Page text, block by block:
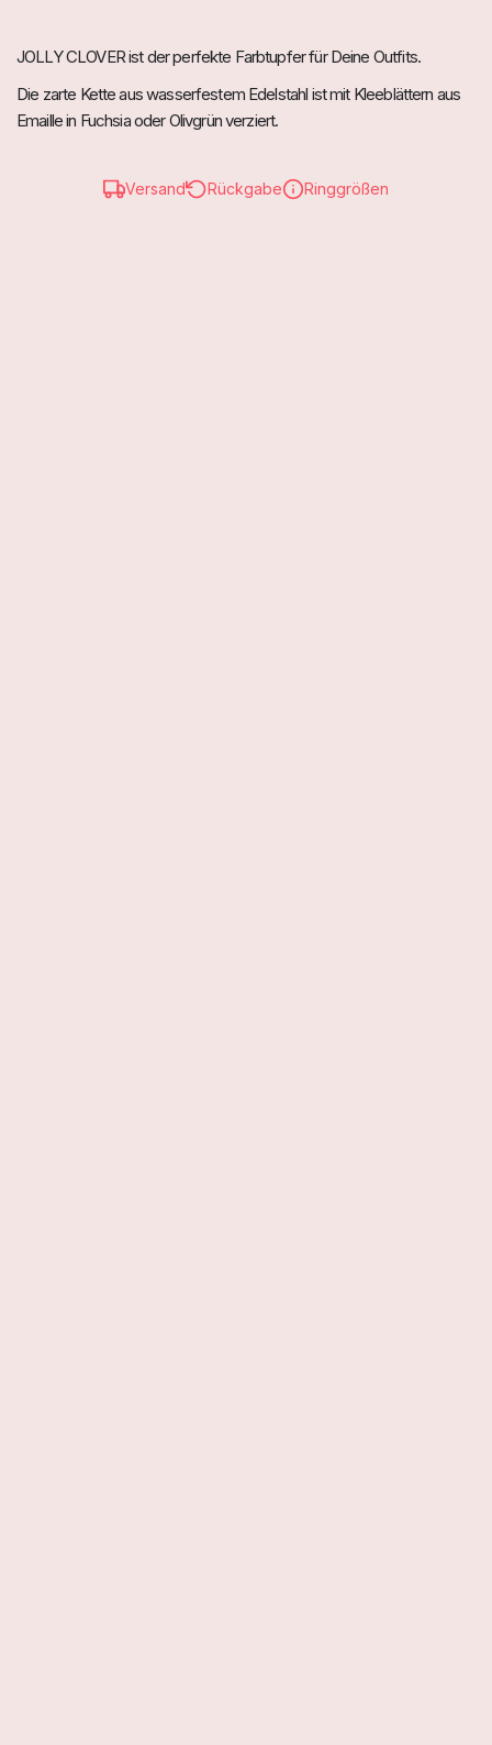
JOLLY CLOVER ist der perfekte Farbtupfer für Deine Outfits.
Die zarte Kette aus wasserfestem Edelstahl ist mit Kleeblättern aus
Emaille in Fuchsia oder Olivgrün verziert.
Versand Rückgabe Ringgrößen